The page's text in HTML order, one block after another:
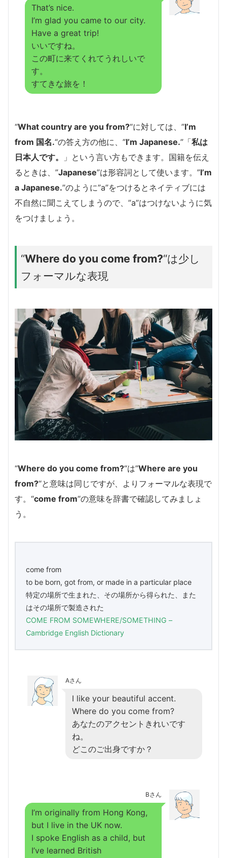
That’s nice.
I’m glad you came to our city.
Have a great trip!
いいですね。
この町に来てくれてうれしいで
す。
すてきな旅を！
“What country are you from?“に対しては、”I’m
from 国名.“の答え方の他に、”I’m Japanese.”「私は
日本人です。
」という言い方もできます。国籍を伝え
るときは、”Japanese”は形容詞として使います。”I’m
a Japanese.”のように”a”をつけるとネイティブには
不自然に聞こえてしまうので、”a”はつけないように気
をつけましょう。
“Where do you come from?“は少し
フォーマルな表現
“Where do you come from?“は”Where are you
from?“と意味は同じですが、よりフォーマルな表現で
す。 “come from“の意味を辞書で確認してみましょ
う。
come from
to be born, got from, or made in a particular place
特定の場所で生まれた、その場所から得られた、また
はその場所で製造された
COME FROM SOMEWHERE/SOMETHING –
Cambridge English Dictionary
Aさん
I like your beautiful accent.
Where do you come from?
あなたのアクセントきれいです
ね。
どこのご出身ですか？
Bさん
I’m originally from Hong Kong,
but I live in the UK now.
I spoke English as a child, but
I’ve learned British